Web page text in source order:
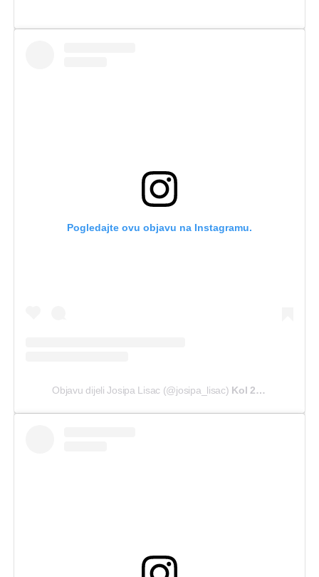
Pogledajte ovu objavu na Instagramu.
Objavu dijeli Josipa Lisac (@josipa_lisac) Kol 22, 2020 u 4:57 PDT